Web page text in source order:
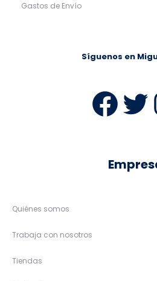
Gastos de Envío
Síguenos en
Quiénes somos
Trabaja con nosotros
Tiendas